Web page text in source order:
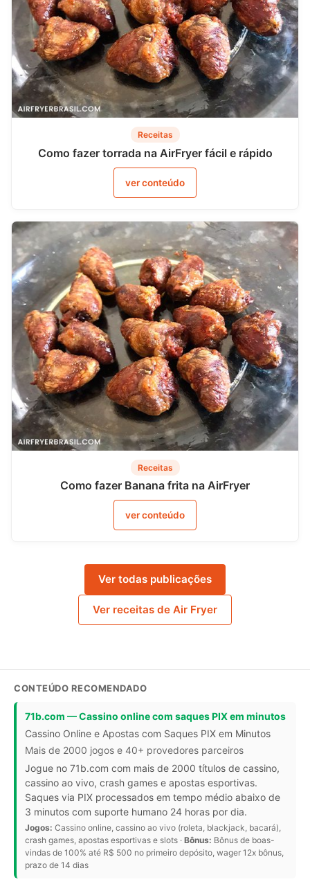
Receitas
Como fazer torrada na AirFryer fácil e rápido
ver conteúdo
Receitas
Como fazer Banana frita na AirFryer
ver conteúdo
Ver todas publicações
Ver receitas de Air Fryer
CONTEÚDO RECOMENDADO
71b.com — Cassino online com saques PIX em minutos
Cassino Online e Apostas com Saques PIX em Minutos
Mais de 2000 jogos e 40+ provedores parceiros
Jogue no 71b.com com mais de 2000 títulos de cassino,
cassino ao vivo, crash games e apostas esportivas.
Saques via PIX processados em tempo médio abaixo de
3 minutos com suporte humano 24 horas por dia.
Jogos: Cassino online, cassino ao vivo (roleta, blackjack, bacará),
crash games, apostas esportivas e slots · Bônus: Bônus de boas-
vindas de 100% até R$ 500 no primeiro depósito, wager 12x bônus,
prazo de 14 dias